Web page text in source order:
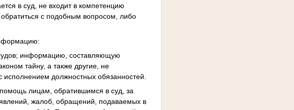
в суд, не входит в компетенцию
с подобным вопросом, либо
информацию, составляющую
тайну, а также другие, не
должностных обязанностей.
лицам, обратившимся в суд, за
жалоб, обращений, подаваемых в